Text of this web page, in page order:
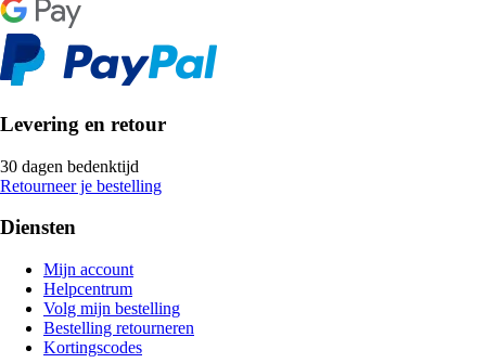
Levering en retour
30 dagen bedenktijd
Retourneer je bestelling
Diensten
Mijn account
Helpcentrum
Volg mijn bestelling
Bestelling retourneren
Kortingscodes